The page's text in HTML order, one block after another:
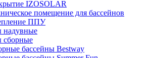
IZOSOLAR
помещение для бассейнов
ППУ
надувные
сборные
бассейны Bestway